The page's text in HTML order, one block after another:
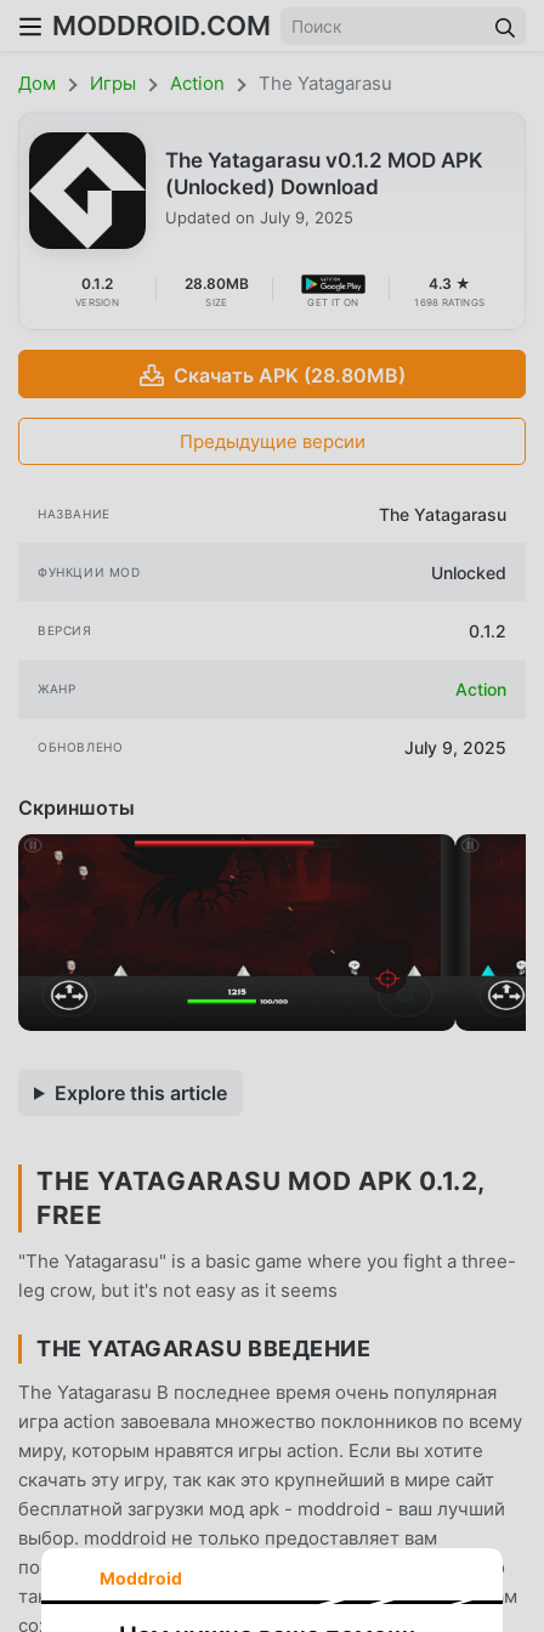
MODDROID.COM
Дом Игры Action The Yatagarasu
The Yatagarasu v0.1.2 MOD APK
(Unlocked) Download
Updated on July 9, 2025
0.1.2
VERSION
28.80MB
SIZE GET IT ON
4.3 ★
1698 RATINGS
Скачать APK (28.80MB)
Предыдущие версии
НАЗВАНИЕ The Yatagarasu
ФУНКЦИИ MOD Unlocked
ВЕРСИЯ 0.1.2
ЖАНР Action
ОБНОВЛЕНО July 9, 2025
Скриншоты
Explore this article
THE YATAGARASU MOD APK 0.1.2,
FREE
"The Yatagarasu" is a basic game where you fight a three-
leg crow, but it's not easy as it seems
THE YATAGARASU ВВЕДЕНИЕ
The Yatagarasu В последнее время очень популярная
игра action завоевала множество поклонников по всему
миру, которым нравятся игры action. Если вы хотите
скачать эту игру, так как это крупнейший в мире сайт
бесплатной загрузки мод apk - moddroid - ваш лучший
выбор. moddroid не только предоставляет вам
последнюю версию The Yatagarasu 0.1.2 бесплатно, но
также бесплатно предоставляет мод Free, помогая вам
сохранить повторяющуюся механическую задачу в
Moddroid